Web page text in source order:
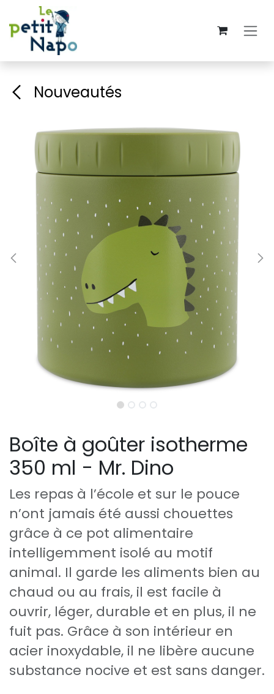
Se rendre au contenu
Nouveautés
Boîte à goûter isotherme
350 ml - Mr. Dino
Les repas à l’école et sur le pouce
n’ont jamais été aussi chouettes
grâce à ce pot alimentaire
intelligemment isolé au motif
animal. Il garde les aliments bien au
chaud ou au frais, il est facile à
ouvrir, léger, durable et en plus, il ne
fuit pas. Grâce à son intérieur en
acier inoxydable, il ne libère aucune
substance nocive et est sans danger.